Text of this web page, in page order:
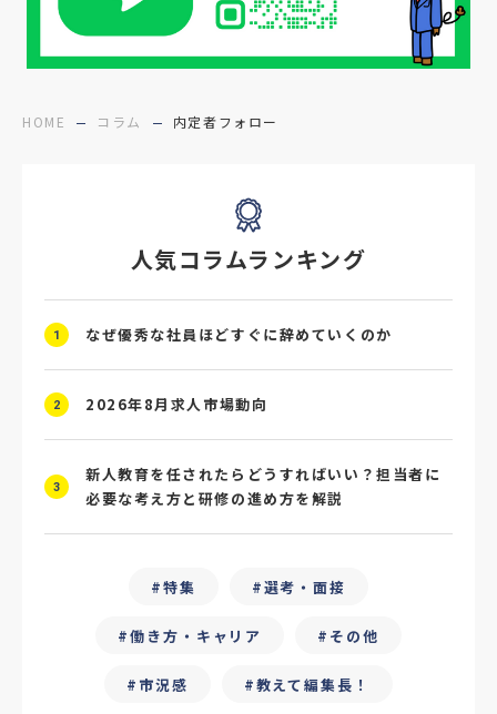
HOME コラム 内定者フォロー
#障害者雇用 #メリット #ベネフィット
#医療福祉介護 #業界動向 #採用力
#求人広告
#スクラム採用 #転職イベント #転職フェア
#賃上げ #人事数珠繋ぎ
#4P分析 #競合他社
#ChatGPT #タイパ #就活動向
#フリーランス保護新法 #デイワーク
#雇用型ギグワーク #面接
#人材の見極め方 #面接評価シート
人気コラムランキング
1 なぜ優秀な社員ほどすぐに辞めていくのか
2 2026年8月求人市場動向
3
新人教育を任されたらどうすればいい？担当者に
必要な考え方と研修の進め方を解説
特集 選考・面接
働き方・キャリア その他
市況感 教えて編集長！